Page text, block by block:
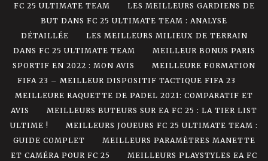
FC 25 ULTIMATE TEAM
LES MEILLEURS GARDIENS DE
BUT DANS FC 25 ULTIMATE TEAM : ANALYSE
DÉTAILLÉE
LES MEILLEURS MILIEUX DE TERRAIN
DANS FC 25 ULTIMATE TEAM
MEILLEUR BONUS PARIS
SPORTIF EN 2022 : MON AVIS
MEILLEURE FORMATION
FIFA 23 – MEILLEUR DISPOSITIF TACTIQUE FIFA 23
MEILLEURE RAQUETTE DE PADEL 2021: COMPARATIF ET
AVIS
MEILLEURS BUTEURS SUR EA FC 25 : LA TIER LIST
ULTIME !
MEILLEURS JOUEURS FC 25 ULTIMATE TEAM :
GUIDE COMPLET
MEILLEURS PARAMÈTRES MANETTE
ET CAMÉRA POUR FC 25
MEILLEURS PLAYSTYLES EA FC